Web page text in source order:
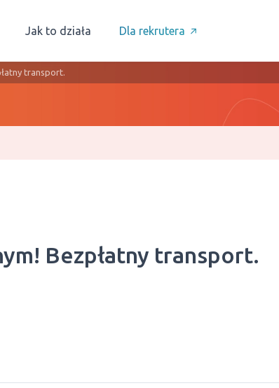
Jak to działa Dla rekrutera
transport.
Bezpłatny transport.